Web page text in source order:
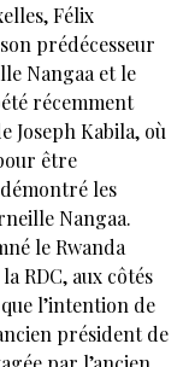
Félix
prédécesseur
Nangaa et le
récemment
Joseph Kabila, où
être
les
Nangaa.
le Rwanda
RDC, aux côtés
l’intention de
président de